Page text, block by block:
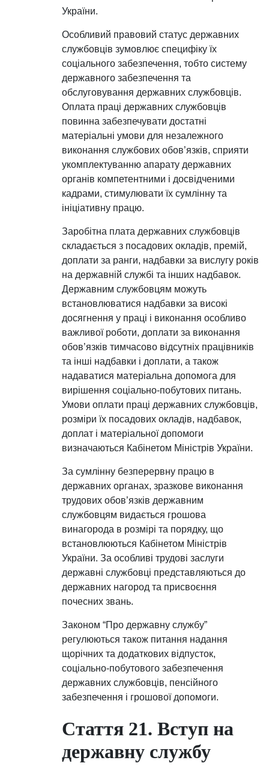
України.
Особливий правовий статус державних
службовців зумовлює специфіку їх
соціального забезпечення, тобто систему
державного забезпечення та
обслуговування державних службовців.
Оплата праці державних службовців
повинна забезпечувати достатні
матеріальні умови для незалежного
виконання службових обов’язків, сприяти
укомплектуванню апарату державних
органів компетентними і досвідченими
кадрами, стимулювати їх сумлінну та
ініціативну працю.
Заробітна плата державних службовців
складається з посадових окладів, премій,
доплати за ранги, надбавки за вислугу років
на державній службі та інших надбавок.
Державним службовцям можуть
встановлюватися надбавки за високі
досягнення у праці і виконання особливо
важливої роботи, доплати за виконання
обов’язків тимчасово відсутніх працівників
та інші надбавки і доплати, а також
надаватися матеріальна допомога для
вирішення соціально-побутових питань.
Умови оплати праці державних службовців,
розміри їх посадових окладів, надбавок,
доплат і матеріальної допомоги
визначаються Кабінетом Міністрів України.
За сумлінну безперервну працю в
державних органах, зразкове виконання
трудових обов’язків державним
службовцям видається грошова
винагорода в розмірі та порядку, що
встановлюються Кабінетом Міністрів
України. За особливі трудові заслуги
державні службовці представляються до
державних нагород та присвоєння
почесних звань.
Законом “Про державну службу”
регулюються також питання надання
щорічних та додаткових відпусток,
соціально-побутового забезпечення
державних службовців, пенсійного
забезпечення і грошової допомоги.
Стаття 21. Вступ на
державну службу